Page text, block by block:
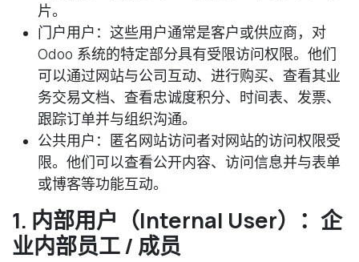
片。
门户用户：这些用户通常是客户或供应商，对
Odoo 系统的特定部分具有受限访问权限。他们
可以通过网站与公司互动、进行购买、查看其业
务交易文档、查看忠诚度积分、时间表、发票、
跟踪订单并与组织沟通。
公共用户：匿名网站访问者对网站的访问权限受
限。他们可以查看公开内容、访问信息并与表单
或博客等功能互动。
1. 内部用户（Internal User）：企
业内部员工 / 成员